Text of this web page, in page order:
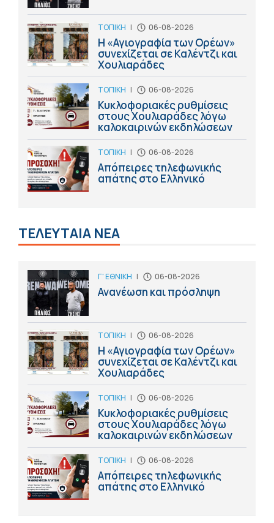
ΤΟΠΙΚΗ | 06-08-2026
Η «Αγιογραφία των Ορέων»
συνεχίζεται σε Καλέντζι και
Χουλιαράδες
ΤΟΠΙΚΗ | 06-08-2026
Κυκλοφοριακές ρυθμίσεις
στους Χουλιαράδες λόγω
καλοκαιρινών εκδηλώσεων
ΤΟΠΙΚΗ | 06-08-2026
Απόπειρες τηλεφωνικής
απάτης στο Ελληνικό
ΤΕΛΕΥΤΑΙΑ ΝΕΑ
Γ' ΕΘΝΙΚΗ | 06-08-2026
Ανανέωση και πρόσληψη
ΤΟΠΙΚΗ | 06-08-2026
Η «Αγιογραφία των Ορέων»
συνεχίζεται σε Καλέντζι και
Χουλιαράδες
ΤΟΠΙΚΗ | 06-08-2026
Κυκλοφοριακές ρυθμίσεις
στους Χουλιαράδες λόγω
καλοκαιρινών εκδηλώσεων
ΤΟΠΙΚΗ | 06-08-2026
Απόπειρες τηλεφωνικής
απάτης στο Ελληνικό